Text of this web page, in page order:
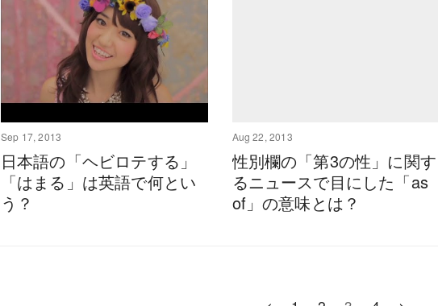
Sep 17, 2013
日本語の「ヘビロテする」
「はまる」は英語で何とい
う？
Aug 22, 2013
性別欄の「第3の性」に関す
るニュースで目にした「as
of」の意味とは？